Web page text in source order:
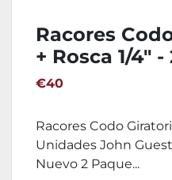
Racores
+ Rosca 1/4"
John Guest
€40
Racores Codo
Unidades John
Nuevo 2 Paque...